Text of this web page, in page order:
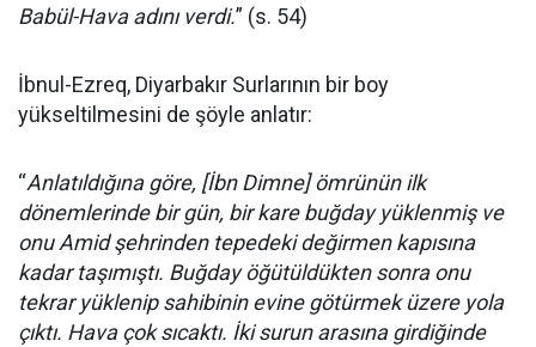
Babül-Hava adını verdi.” (s. 54)
İbnul-Ezreq, Diyarbakır Surlarının bir boy
yükseltilmesini de şöyle anlatır:
“Anlatıldığına göre, [İbn Dimne] ömrünün ilk
dönemlerinde bir gün, bir kare buğday yüklenmiş ve
onu Amid şehrinden tepedeki değirmen kapısına
kadar taşımıştı. Buğday öğütüldükten sonra onu
tekrar yüklenip sahibinin evine götürmek üzere yola
çıktı. Hava çok sıcaktı. İki surun arasına girdiğinde